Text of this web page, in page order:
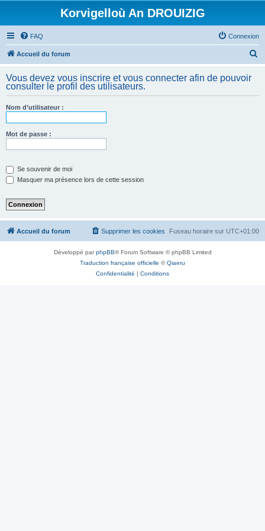
Korvigelloù An DROUIZIG
FAQ Connexion
Accueil du forum
h
Vous devez vous inscrire et vous connecter afin de pouvoir
consulter le profil des utilisateurs.
Nom d’utilisateur :
Mot de passe :
Se souvenir de moi
Masquer ma présence lors de cette session
Accueil du forum Fuseau horaire sur UTC+01:00
Supprimer les cookies
Développé parphpBB® Forum Software © phpBB Limited
Traduction française officielle ©Qiaeru
Confidentialité | Conditions